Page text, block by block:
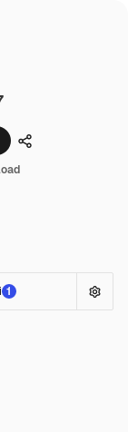
Condividi
1